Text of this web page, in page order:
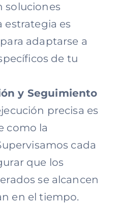
soluciones
estrategia es
adaptarse a
de tu
y Seguimiento
precisa es
como la
cada
que los
se alcancen
en el tiempo.